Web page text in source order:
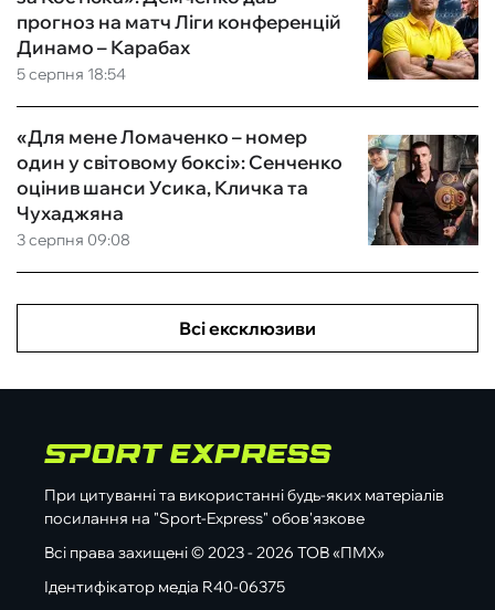
5 серпня 18:54
прогноз на матч Ліги конференцій
Динамо – Карабах
3 серпня 09:08
«Для мене Ломаченко – номер
один у світовому боксі»: Сенченко
оцінив шанси Усика, Кличка та
Чухаджяна
Всі ексклюзиви
При цитуванні та використанні будь-яких матеріалів
посилання на "Sport-Express" обов'язкове
Всі права захищені © 2023 - 2026 ТОВ «ПМХ»
Ідентифікатор медіа R40-06375